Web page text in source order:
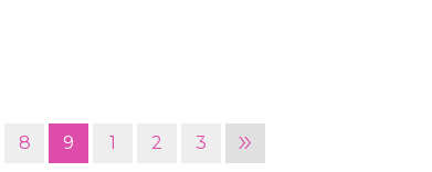
8 9 1 2 3 »